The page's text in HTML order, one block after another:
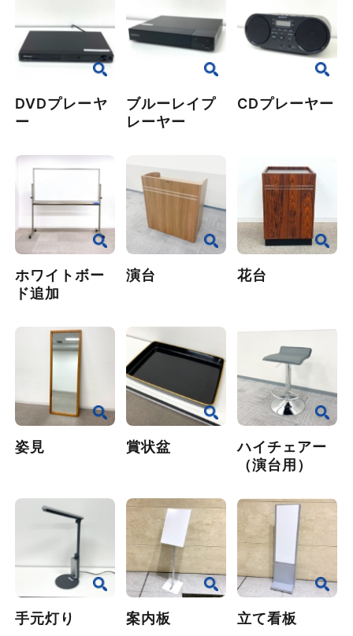
DVDプレーヤ
ー
ブルーレイプ
レーヤー
CDプレーヤー
ホワイトボー
ド追加
演台 花台
姿見 賞状盆
ハイチェアー
（演台用）
手元灯り 案内板 立て看板